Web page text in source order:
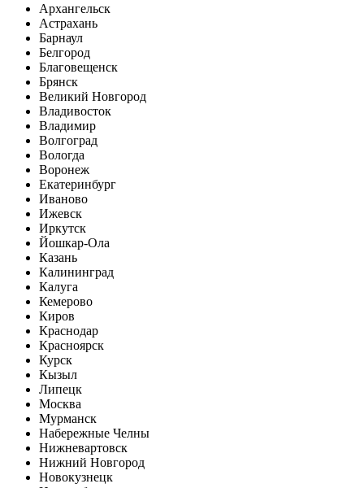
Архангельск
Астрахань
Барнаул
Белгород
Благовещенск
Брянск
Великий Новгород
Владивосток
Владимир
Волгоград
Вологда
Воронеж
Екатеринбург
Иваново
Ижевск
Иркутск
Йошкар-Ола
Казань
Калининград
Калуга
Кемерово
Киров
Краснодар
Красноярск
Курск
Кызыл
Липецк
Москва
Мурманск
Набережные Челны
Нижневартовск
Нижний Новгород
Новокузнецк